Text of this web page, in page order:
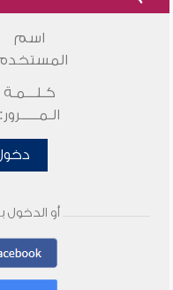
اسم
كـلـــمـة
الـمـــــرور:
أو